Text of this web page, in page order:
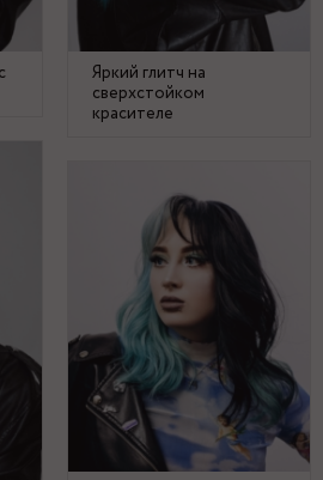
Яркий глитч на
сверхстойком
красителе